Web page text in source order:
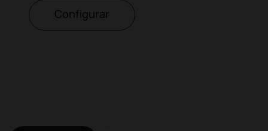
Configurar